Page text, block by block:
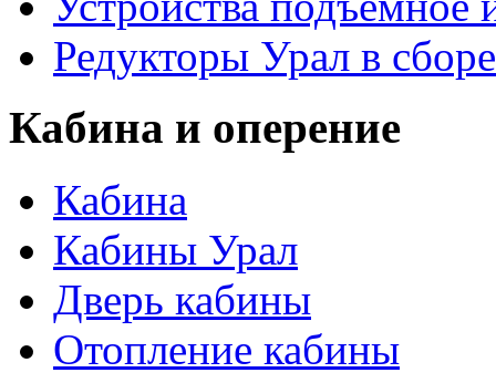
Редукторы Урал в сборе
Кабина и оперение
Кабина
Кабины Урал
Дверь кабины
Отопление кабины